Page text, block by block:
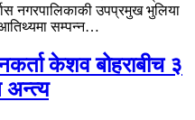
नगरपालिकाकी उपप्रमुख भुलिया
सम्पन्न…
केशव बोहराबीच ३